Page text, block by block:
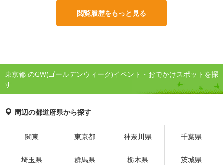
閲覧履歴をもっと見る
東京都 のGW(ゴールデンウィーク)イベント・おでかけスポットを探
す
周辺の都道府県から探す
関東 東京都 神奈川県 千葉県
埼玉県 群馬県 栃木県 茨城県